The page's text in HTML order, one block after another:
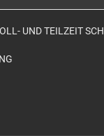
UND TEILZEIT